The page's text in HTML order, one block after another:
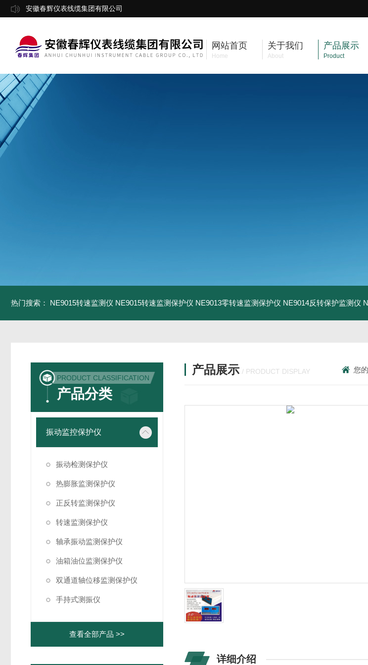
安徽春辉仪表线缆集团有限公司
网站首页
Home
关于我们
About
产品展示
Product
热门搜索： NE9015转速监测仪 NE9015转速监测保护仪 NE9013零转速监测保护仪 NE9014反转保护监测仪
PRODUCT CLASSIFICATION
产品分类
振动监控保护仪
振动检测保护仪
热膨胀监测保护仪
正反转监测保护仪
转速监测保护仪
轴承振动监测保护仪
油箱油位监测保护仪
双通道轴位移监测保护仪
手持式测振仪
查看全部产品 >>
产品展示 / PRODUCT DISPLAY 您
详细介绍